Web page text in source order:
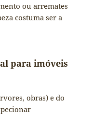
ou arremates
costuma ser a
para imóveis
obras) e do